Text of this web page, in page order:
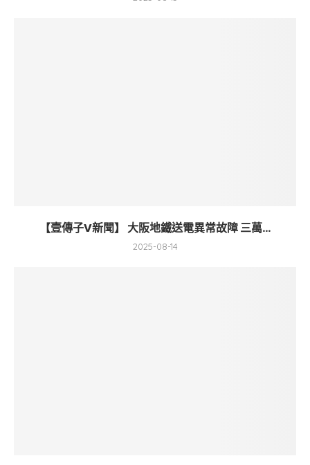
【壹傳子V新聞】 大阪地鐵送電異常故障 三萬...
2025-08-14